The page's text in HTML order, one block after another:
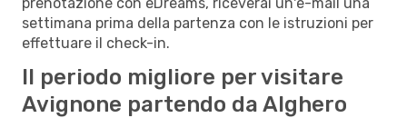
settimana prima della partenza con le istruzioni per
effettuare il check-in.
Il periodo migliore per visitare
Avignone partendo da Alghero